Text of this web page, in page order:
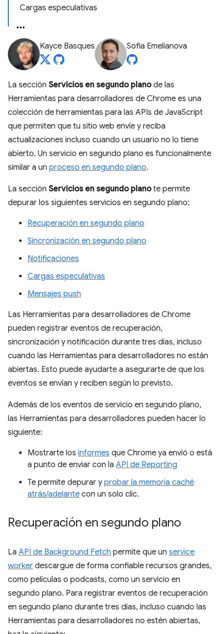
Cargas especulativas
Kayce Basques Sofia Emelianova
La sección Servicios en segundo planode las
Herramientas para desarrolladores de Chrome es una
colección de herramientas para las APIs de JavaScript
que permiten que tu sitio web envíe y reciba
actualizaciones incluso cuando un usuario no lo tiene
abierto. Un servicio en segundo plano es funcionalmente
similar a un proceso en segundo plano.
La sección Servicios en segundo planote permite
depurar los siguientes servicios en segundo plano:
Recuperación en segundo plano
Sincronización en segundo plano
Notificaciones
Cargas especulativas
Mensajes push
Las Herramientas para desarrolladores de Chrome
pueden registrar eventos de recuperación,
sincronización y notificación durante tres días, incluso
cuando las Herramientas para desarrolladores no están
abiertas. Esto puede ayudarte a asegurarte de que los
eventos se envían y reciben según lo previsto.
Además de los eventos de servicio en segundo plano,
las Herramientas para desarrolladores pueden hacer lo
siguiente:
Mostrarte los informes que Chrome ya envió o está
a punto de enviar con la API de Reporting
Te permite depurar y probar la memoria caché
atrás/adelante con un solo clic.
Recuperación en segundo plano
La API de Background Fetch permite que un service
worker descargue de forma confiable recursos grandes,
como películas o podcasts, como un servicio en
segundo plano. Para registrar eventos de recuperación
en segundo plano durante tres días, incluso cuando las
Herramientas para desarrolladores no estén abiertas,